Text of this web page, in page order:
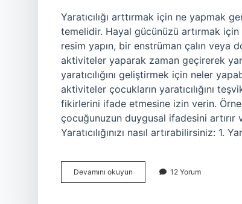
Yaratıcılığı arttırmak için ne yapmak
temelidir. Hayal gücünüzü artırmak
resim yapın, bir enstrüman çalın veya
aktiviteler yaparak zaman geçirerek
yaratıcılığını geliştirmek için neler
aktiviteler çocukların yaratıcılığını
fikirlerini ifade etmesine izin verin.
çocuğunuzun duygusal ifadesini artırır
Yaratıcılığınızı nasıl artırabilirsiniz: 1.
Devamını okuyun Yaratıcılığı
Geliştirmek
12 Yorum